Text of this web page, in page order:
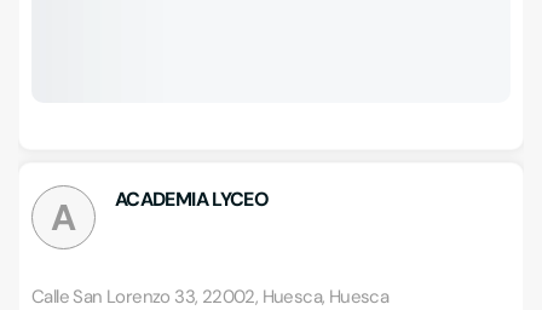
A ACADEMIA LYCEO
Calle San Lorenzo 33, 22002, Huesca, Huesca